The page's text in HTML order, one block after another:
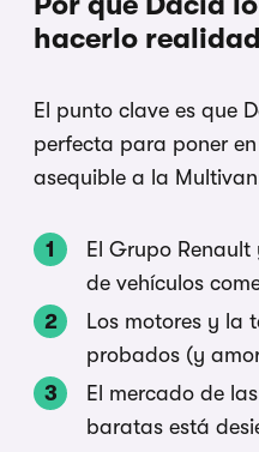
hacerlo realidad
El punto clave es que
perfecta para poner
asequible a la
El Grupo
de vehículos
Los motores y la
probados (y
El mercado de
baratas está